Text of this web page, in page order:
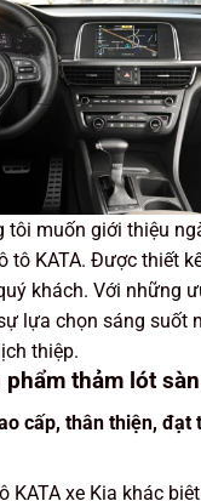
tôi muốn giới thiệu
tô KATA. Được thiết
khách. Với những
lựa chọn sáng suốt
thiệp.
thảm lót
cấp, thân thiện, đạt
KATA xe Kia khác